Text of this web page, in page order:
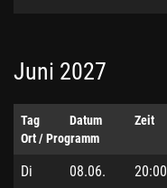
Juni 2027
Tag Datum
Zeit
Ort / Programm
Di 08.06. 20:00